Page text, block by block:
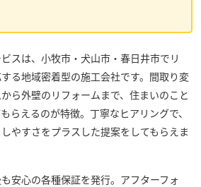
スは、小牧市・犬山市・春日井市でリ
る地域密着型の施工会社です。間取り変
ら外壁のリフォームまで、住まいのこと
らえるのが特徴。丁寧なヒアリングで、
やすさをプラスした提案をしてもらえま
安心の各種保証を発行。アフターフォ